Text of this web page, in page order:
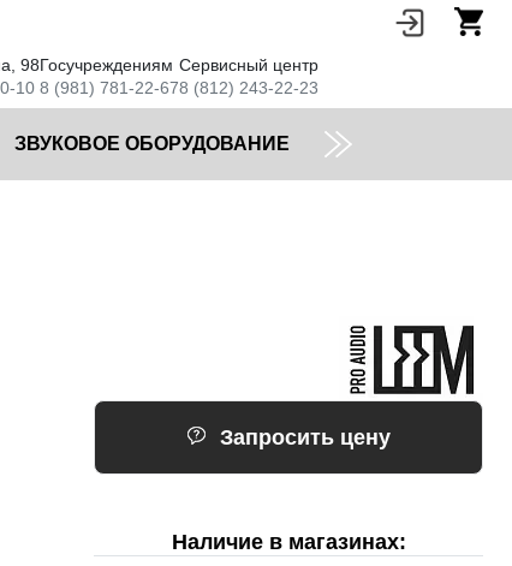
98
10
Госучреждениям
8 (981) 781-22-67
Сервисный центр
8 (812) 243-22-23
ЗВУКОВОЕ ОБОРУДОВАНИЕ
Запросить цену
Наличие в магазинах: